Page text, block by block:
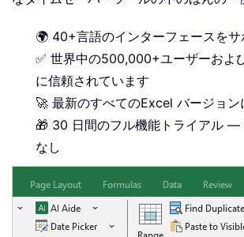
🌍 40+言語のインターフェースをサ
✅ 世界中の500,000+ユーザーおよ
に信頼されています
🚀 最新のすべてのExcel バージョン
🎁 30 日間のフル機能トライアル —
なし